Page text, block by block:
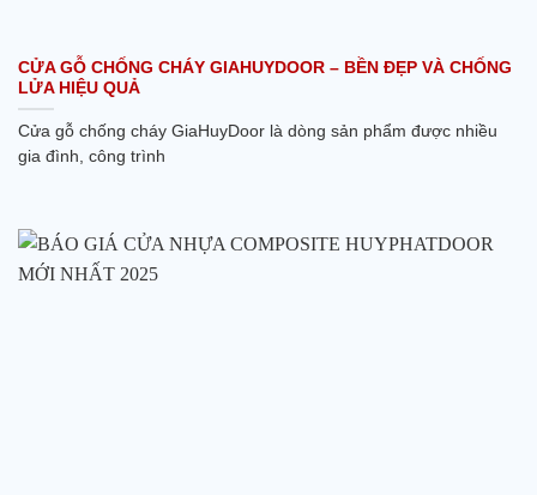
CỬA GỖ CHỐNG CHÁY GIAHUYDOOR – BỀN ĐẸP VÀ CHỐNG
LỬA HIỆU QUẢ
Cửa gỗ chống cháy GiaHuyDoor là dòng sản phẩm được nhiều
gia đình, công trình